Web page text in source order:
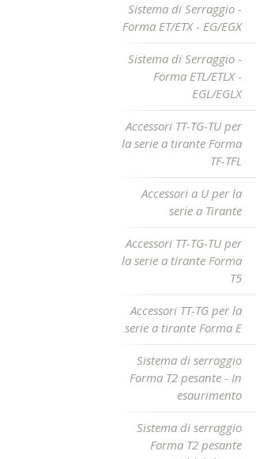
Sistema di Serraggio -
Forma ET/ETX - EG/EGX
Sistema di Serraggio -
Forma ETL/ETLX -
EGL/EGLX
Accessori TT-TG-TU per
la serie a tirante Forma
TF-TFL
Accessori a U per la
serie a Tirante
Accessori TT-TG-TU per
la serie a tirante Forma
T5
Accessori TT-TG per la
serie a tirante Forma E
Sistema di serraggio
Forma T2 pesante - In
esaurimento
Sistema di serraggio
Forma T2 pesante